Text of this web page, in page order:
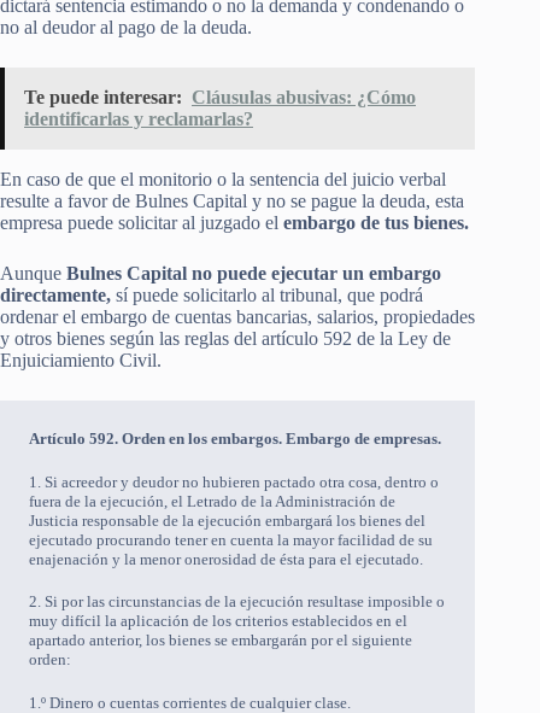
dictará sentencia estimando o no la demanda y condenando o
no al deudor al pago de la deuda.
Te puede interesar: Cláusulas abusivas: ¿Cómo
identificarlas y reclamarlas?
En caso de que el monitorio o la sentencia del juicio verbal
resulte a favor de Bulnes Capital y no se pague la deuda, esta
empresa puede solicitar al juzgado el embargo de tus bienes.
Aunque Bulnes Capital no puede ejecutar un embargo
directamente, sí puede solicitarlo al tribunal, que podrá
ordenar el embargo de cuentas bancarias, salarios, propiedades
y otros bienes según las reglas del artículo 592 de la Ley de
Enjuiciamiento Civil.
Artículo 592. Orden en los embargos. Embargo de empresas.
1. Si acreedor y deudor no hubieren pactado otra cosa, dentro o
fuera de la ejecución, el Letrado de la Administración de
Justicia responsable de la ejecución embargará los bienes del
ejecutado procurando tener en cuenta la mayor facilidad de su
enajenación y la menor onerosidad de ésta para el ejecutado.
2. Si por las circunstancias de la ejecución resultase imposible o
muy difícil la aplicación de los criterios establecidos en el
apartado anterior, los bienes se embargarán por el siguiente
orden:
1.º Dinero o cuentas corrientes de cualquier clase.